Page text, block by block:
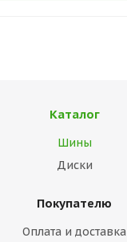
Каталог
Шины
Диски
Покупателю
Оплата и доставка